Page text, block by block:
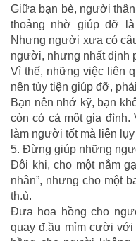
Giữa bạn bè, người
thoảng nhờ giúp đỡ
Nhưng người xưa có
người, nhưng nhất định
Vì thế, những việc liên
nên tùy tiện giúp đỡ,
Bạn nên nhớ kỹ, bạn
còn có cả một gia đình.
làm người tốt mà liên
5. Đừng giúp những
Đôi khi, cho một nắm
nhân”, nhưng cho một
th.ù.
Đưa hoa hồng cho
quay đ.ầu mỉm cười